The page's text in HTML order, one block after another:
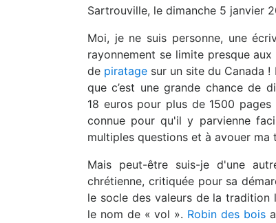
Sartrouville, le dimanche 5 janvier
Moi, je ne suis personne, une
rayonnement se limite presque
de piratage sur un site du Canada
que c’est une grande chance de
18 euros pour plus de 1500
connue pour qu'il y parvienne
multiples questions et à avouer
Mais peut-être suis-je d'une
chrétienne, critiquée pour sa
le socle des valeurs de la
le nom de « vol ». Robin des boisa